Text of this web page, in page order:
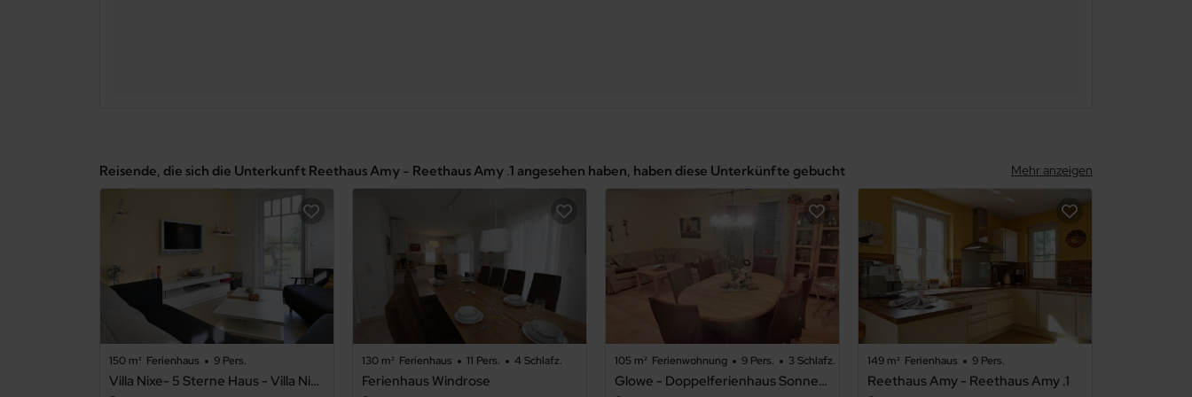
Reisende, die sich die Unterkunft Reethaus Amy - Reethaus Amy .1 angesehen haben, haben diese Unterkünfte gebucht Mehr anzeigen
150 m² Ferienhaus 9 Pers.
Villa Nixe- 5 Sterne Haus - Villa Nixe- 5 Sterne Haus .1
130 m² Ferienhaus 11 Pers. 4 Schlafz.
Ferienhaus Windrose
105 m² Ferienwohnung 9 Pers. 3 Schlafz.
Glowe - Doppelferienhaus Sonnenstrand / ASM - Doppelhaushälfte / Sonnenstrand Nr. 5a
149 m² Ferienhaus 9 Pers.
Reethaus Amy - Reethaus Amy .1